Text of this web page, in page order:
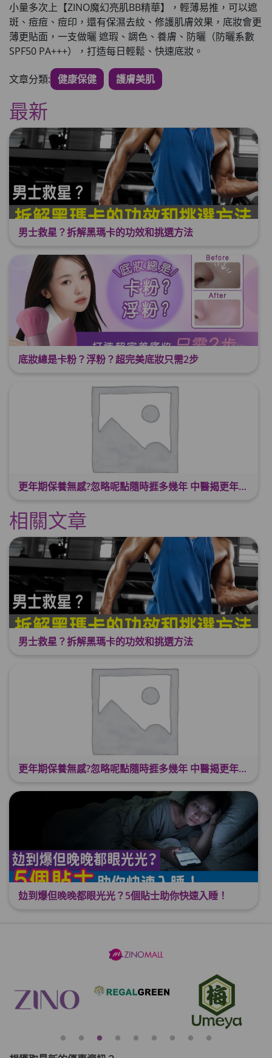
小量多次上【ZINO魔幻亮肌BB精華】，輕薄易推 ，可以遮
斑、痘痘、痘印，還有保濕去紋、修護肌膚效果， 底妝會更
薄更貼面 ，一支做曬 遮瑕、調色、養膚、防曬（防曬系數
SPF50 PA+++），打造每日輕鬆、快速底妝。
文章分類: 健康保健 護膚美肌
最新
男士救星？拆解黑瑪卡的功效和挑選方法
底妝總是卡粉？浮粉？超完美底妝只需2步
更年期保養無感?忽略呢點隨時捱多幾年 中醫揭更年保養關鍵 輕鬆舒適渡過更年期
相關文章
男士救星？拆解黑瑪卡的功效和挑選方法
更年期保養無感?忽略呢點隨時捱多幾年 中醫揭更年保養關鍵 輕鬆舒適渡過更年期
攰到爆但晚晚都眼光光？5個貼士助你快速入睡！